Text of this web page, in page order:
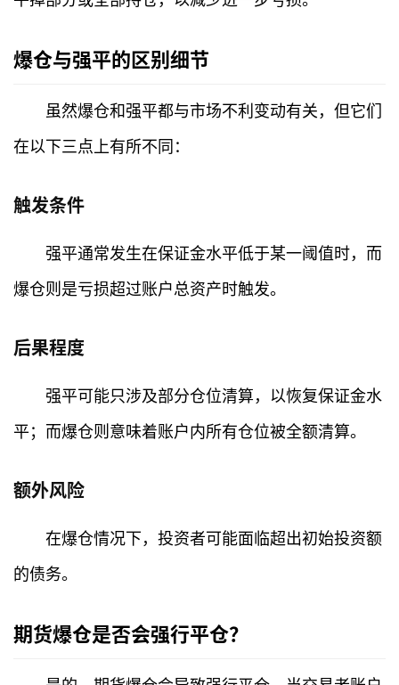
爆仓与强平的区别细节
虽然爆仓和强平都与市场不利变动有关，但它们
在以下三点上有所不同：
触发条件
强平通常发生在保证金水平低于某一阈值时，而
爆仓则是亏损超过账户总资产时触发。
后果程度
强平可能只涉及部分仓位清算，以恢复保证金水
平；而爆仓则意味着账户内所有仓位被全额清算。
额外风险
在爆仓情况下，投资者可能面临超出初始投资额
的债务。
期货爆仓是否会强行平仓？